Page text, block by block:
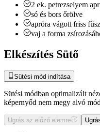
2 ek. petrezselyem
só és bors őrölve
apróra vágott friss
vaj a forma
Elkészítés Sütő
Sütési mód indítása
Sütési módban optimalizált
képernyőd nem megy alvó
Ugrás az előző elemre